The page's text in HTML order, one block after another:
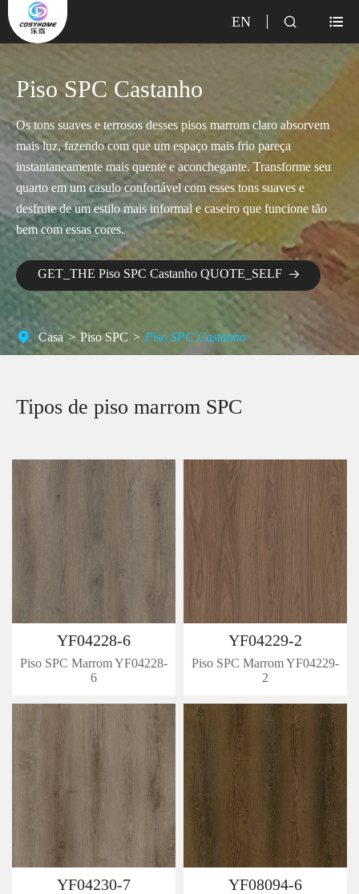
EN  
Piso SPC Castanho
Os tons suaves e terrosos desses pisos marrom claro absorvem
mais luz, fazendo com que um espaço mais frio pareça
instantaneamente mais quente e aconchegante. Transforme seu
quarto em um casulo confortável com esses tons suaves e
desfrute de um estilo mais informal e caseiro que funcione tão
bem com essas cores.
GET_THE Piso SPC Castanho QUOTE_SELF 
Casa Piso SPC Piso SPC Castanho
Tipos de piso marrom SPC
YF04228-6
Piso SPC Marrom YF04228-
6
YF04229-2
Piso SPC Marrom YF04229-
2
YF04230-7 YF08094-6